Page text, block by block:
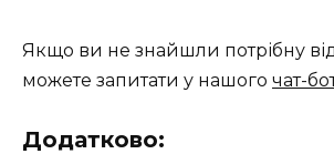
Якщо ви не знайшли потрібну
можете запитати у нашого чат-
Додатково: